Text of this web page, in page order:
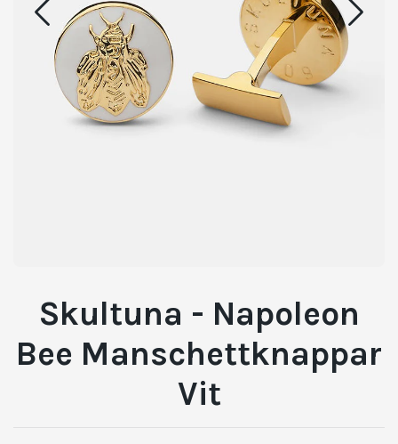
Skultuna - Napoleon
Bee Manschettknappar
Vit